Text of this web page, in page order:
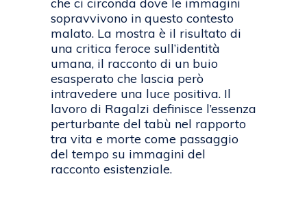
sopravvivono in questo contesto
malato. La mostra è il risultato di
una critica feroce sull’identità
umana, il racconto di un buio
esasperato che lascia però
intravedere una luce positiva. Il
lavoro di Ragalzi definisce l’essenza
perturbante del tabù nel rapporto
tra vita e morte come passaggio
del tempo su immagini del
racconto esistenziale.